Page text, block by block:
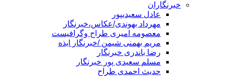
خبرنگاران
عادل سعیدیپور
مهرداد بهوندی/عکاس،خبرنگار
معصومه امیری طراح وگرافیست
مریم بهمنی شیمن /خبرنگار ایذه
رضا باندری خبرنگار
مسلم سعیدی پور خبرنگار
حدیث احمدی طراح